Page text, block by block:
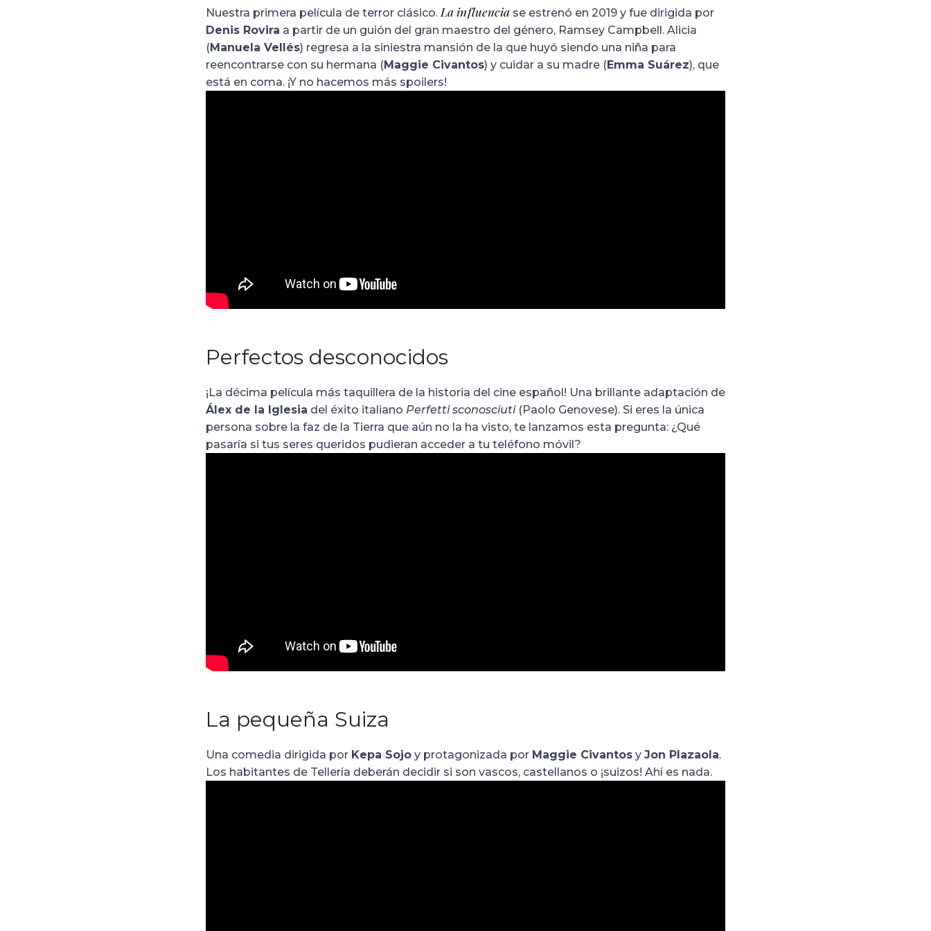
Nuestra primera película de terror clásico.La influencia se estrenó en 2019 y fue dirigida por
Denis Rovira a partir de un guión del gran maestro del género, Ramsey Campbell. Alicia
(Manuela Vellés) regresa a la siniestra mansión de la que huyó siendo una niña para
reencontrarse con su hermana (Maggie Civantos) y cuidar a su madre (Emma Suárez), que
está en coma. ¡Y no hacemos más spoilers!
Perfectos desconocidos
¡La décima película más taquillera de la historia del cine español! Una brillante adaptación de
Álex de la Iglesia del éxito italiano Perfetti sconosciuti(Paolo Genovese). Si eres la única
persona sobre la faz de la Tierra que aún no la ha visto, te lanzamos esta pregunta: ¿Qué
pasaría si tus seres queridos pudieran acceder a tu teléfono móvil?
La pequeña Suiza
Una comedia dirigida por Kepa Sojo y protagonizada por Maggie Civantos y Jon Plazaola.
Los habitantes de Tellería deberán decidir si son vascos, castellanos o ¡suizos! Ahí es nada.